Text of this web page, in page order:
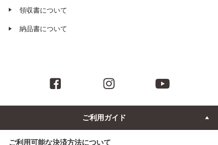
領収書について
納品書について
ご利用ガイド
ご利用可能な決済方法について